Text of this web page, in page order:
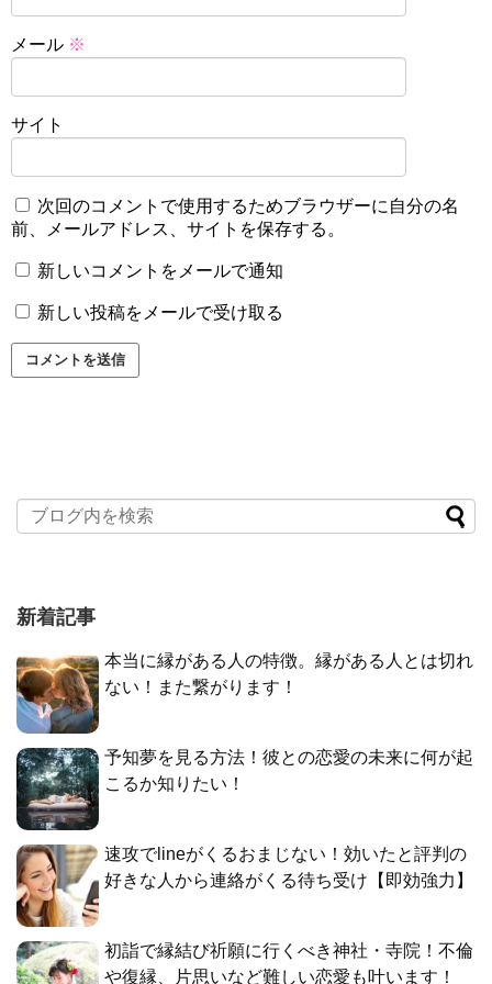
メール ※
サイト
次回のコメントで使用するためブラウザーに自分の名
前、メールアドレス、サイトを保存する。
新しいコメントをメールで通知
新しい投稿をメールで受け取る
新着記事
本当に縁がある人の特徴。縁がある人とは切れ
ない！また繋がります！
予知夢を見る方法！彼との恋愛の未来に何が起
こるか知りたい！
速攻でlineがくるおまじない！効いたと評判の
好きな人から連絡がくる待ち受け【即効強力】
初詣で縁結び祈願に行くべき神社・寺院！不倫
や復縁、片思いなど難しい恋愛も叶います！